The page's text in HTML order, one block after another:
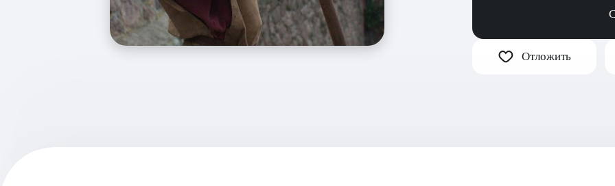
Отложить